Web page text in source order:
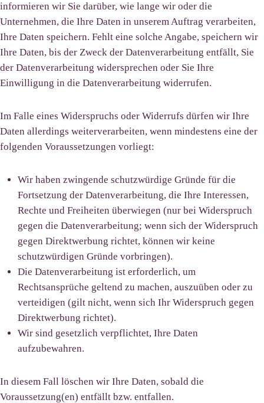
informieren wir Sie darüber, wie lange wir oder die
Unternehmen, die Ihre Daten in unserem Auftrag verarbeiten,
Ihre Daten speichern. Fehlt eine solche Angabe, speichern wir
Ihre Daten, bis der Zweck der Datenverarbeitung entfällt, Sie
der Datenverarbeitung widersprechen oder Sie Ihre
Einwilligung in die Datenverarbeitung widerrufen.
Im Falle eines Widerspruchs oder Widerrufs dürfen wir Ihre
Daten allerdings weiterverarbeiten, wenn mindestens eine der
folgenden Voraussetzungen vorliegt:
Wir haben zwingende schutzwürdige Gründe für die
Fortsetzung der Datenverarbeitung, die Ihre Interessen,
Rechte und Freiheiten überwiegen (nur bei Widerspruch
gegen die Datenverarbeitung; wenn sich der Widerspruch
gegen Direktwerbung richtet, können wir keine
schutzwürdigen Gründe vorbringen).
Die Datenverarbeitung ist erforderlich, um
Rechtsansprüche geltend zu machen, auszuüben oder zu
verteidigen (gilt nicht, wenn sich Ihr Widerspruch gegen
Direktwerbung richtet).
Wir sind gesetzlich verpflichtet, Ihre Daten
aufzubewahren.
In diesem Fall löschen wir Ihre Daten, sobald die
Voraussetzung(en) entfällt bzw. entfallen.